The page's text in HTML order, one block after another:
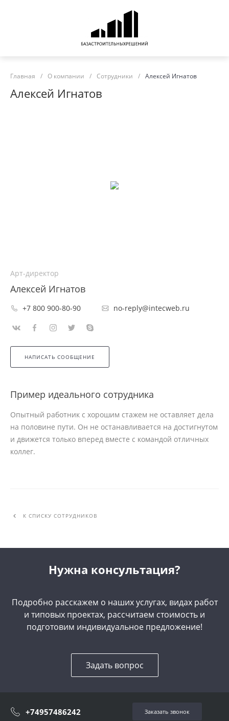
Главная / О компании / Сотрудники / Алексей Игнатов
Алексей Игнатов
Арт-директор
Алексей Игнатов
+7 800 900-80-90 no-reply@intecweb.ru
НАПИСАТЬ СООБЩЕНИЕ
Пример идеального сотрудника
Опытный работник с хорошим стажем не оставляет дела
на половине пути. Он не останавливается на достигнутом
и движется только вперед вместе с командой отличных
коллег.
К СПИСКУ СОТРУДНИКОВ
Нужна консультация?
Подробно расскажем о наших услугах, видах работ
и типовых проектах, рассчитаем стоимость и
подготовим индивидуальное предложение!
Задать вопрос
+74957486242 Заказать звонок